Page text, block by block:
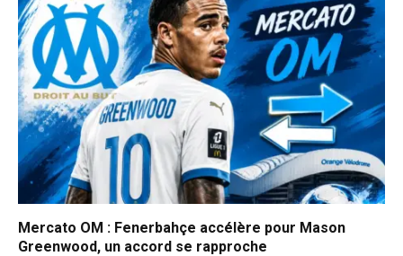
Mercato OM : Fenerbahçe accélère pour Mason
Greenwood, un accord se rapproche